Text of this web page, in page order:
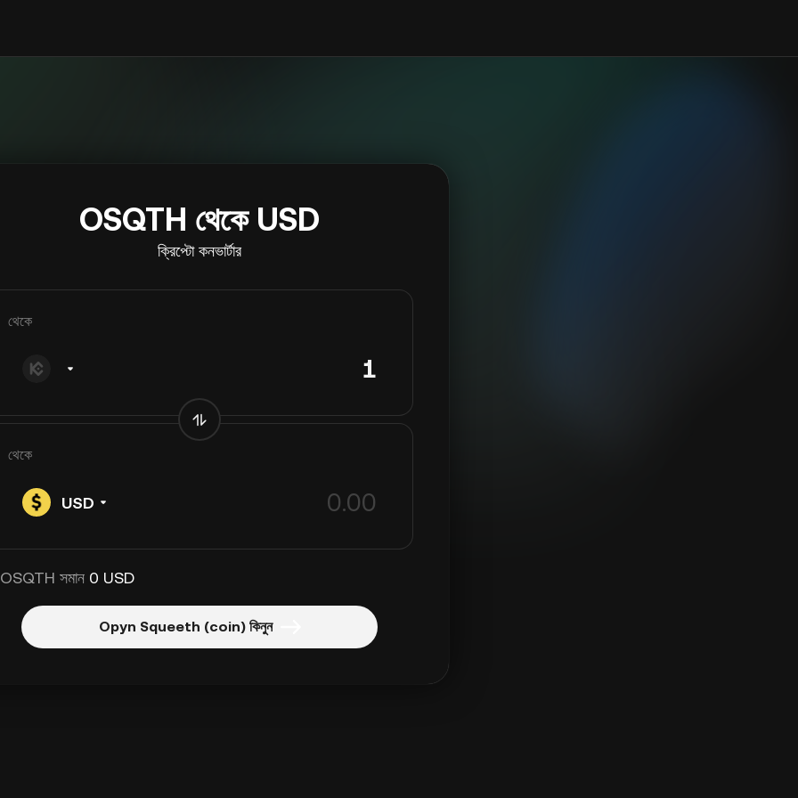
OSQTH থেকে USD
ক্রিপ্টো কনভার্টার
থেকে
থেকে
USD
সমান 0 USD
Opyn Squeeth (coin) কিনুন